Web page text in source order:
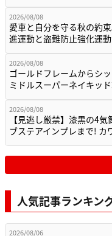
2026/08/08
愛車と自分を守る秋の約
進運動と盗難防止強化運
2026/08/08
ゴールドフレームからシ
ミドルスーパーネイキッ
2026/08/08
【見逃し厳禁】漆黒の4
ブステアインプレまで!
人気記事ランキン
2026/08/06